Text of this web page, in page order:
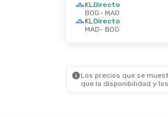
KLDirecto
BOG- MAD
KLDirecto
MAD- BOG
Los precios que se
que la disponibilidad y